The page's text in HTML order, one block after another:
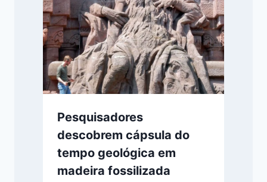
Pesquisadores
descobrem cápsula do
tempo geológica em
madeira fossilizada